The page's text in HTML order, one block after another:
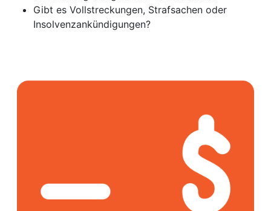
Gibt es Vollstreckungen, Strafsachen oder
Insolvenzankündigungen?